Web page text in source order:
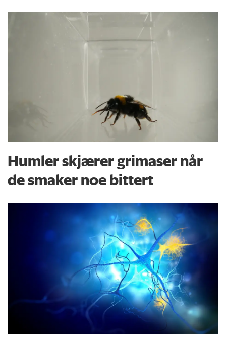
Humler skjærer grimaser når
de smaker noe bittert